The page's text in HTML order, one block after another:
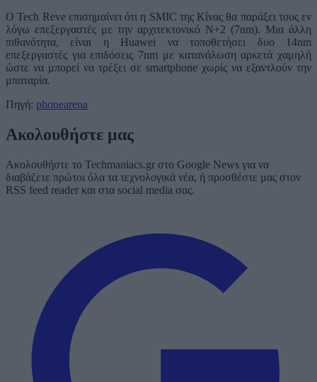
Ο Tech Reve επισημαίνει ότι η SMIC της Κίνας θα παράξει τους εν
λόγω επεξεργαστές με την αρχιτεκτονικό N+2 (7nm). Μια άλλη
πιθανότητα, είναι η Huawei να τοποθετήσει δυο 14nm
επεξεργαστές για επιδόσεις 7nm με κατανάλωση αρκετά χαμηλή
ώστε να μπορεί να τρέξει σε smartphone χωρίς να εξαντλούν την
μπαταρία.
Πηγή: phonearena
Ακολουθήστε μας
Ακολουθήστε το Techmaniacs.gr στο Google News για να
διαβάζετε πρώτοι όλα τα τεχνολογικά νέα, ή προσθέστε μας στον
RSS feed reader και στα social media σας.